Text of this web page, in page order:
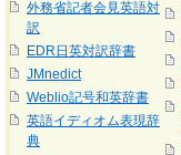
外務省記者会見英語対
訳
EDR日英対訳辞書
JMnedict
Weblio記号和英辞書
英語イディオム表現辞
典